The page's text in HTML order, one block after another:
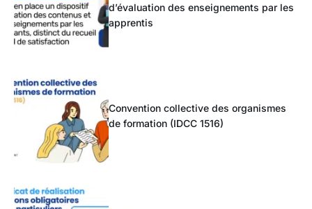
d’évaluation des enseignements par les
apprentis
Convention collective des organismes
de formation (IDCC 1516)